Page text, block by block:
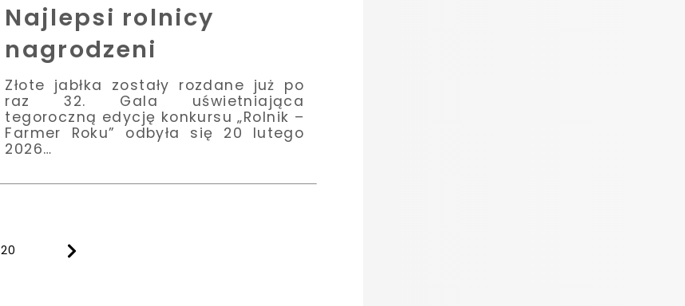
Najlepsi rolnicy
nagrodzeni
Złote jabłka zostały rozdane już po
raz 32. Gala uświetniająca
tegoroczną edycję konkursu „Rolnik –
Farmer Roku” odbyła się 20 lutego
2026…
20